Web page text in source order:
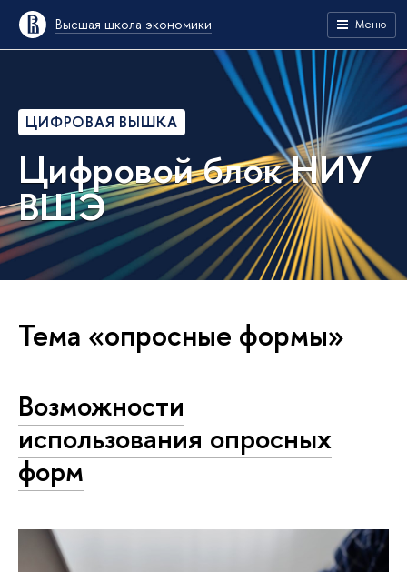
Высшая школа экономики Меню
ЦИФРОВАЯ ВЫШКА
Цифровой блок НИУ
ВШЭ
Тема «опросные формы»
Возможности
использования опросных
форм